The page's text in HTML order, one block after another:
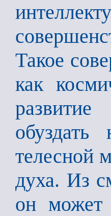
Такое
как
телесной
духа. Из
он может